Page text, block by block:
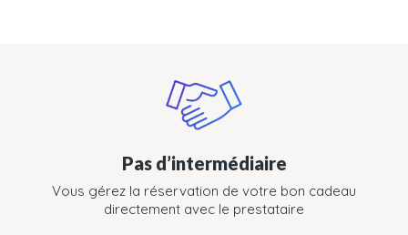
Pas d’intermédiaire
Vous gérez la réservation de votre bon cadeau
directement avec le prestataire